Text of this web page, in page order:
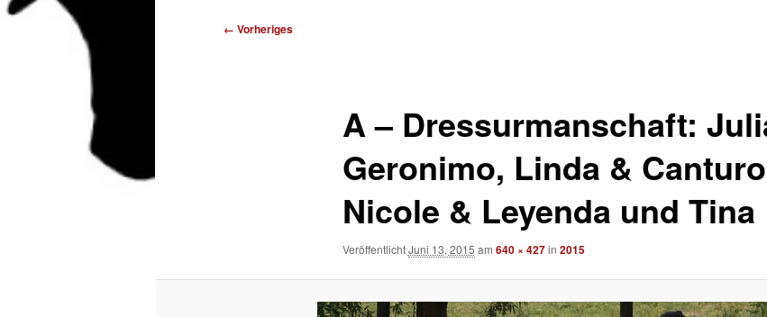
Bilder-
← Vorheriges
A – Dressurmanschaft:
Geronimo, Linda &
Nicole & Leyenda und Tina
VeröffentlichtJuni 13, 2015 am 640 × 427in 2015